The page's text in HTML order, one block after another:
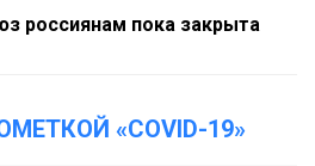
россиянам пока закрыта
«COVID-19»